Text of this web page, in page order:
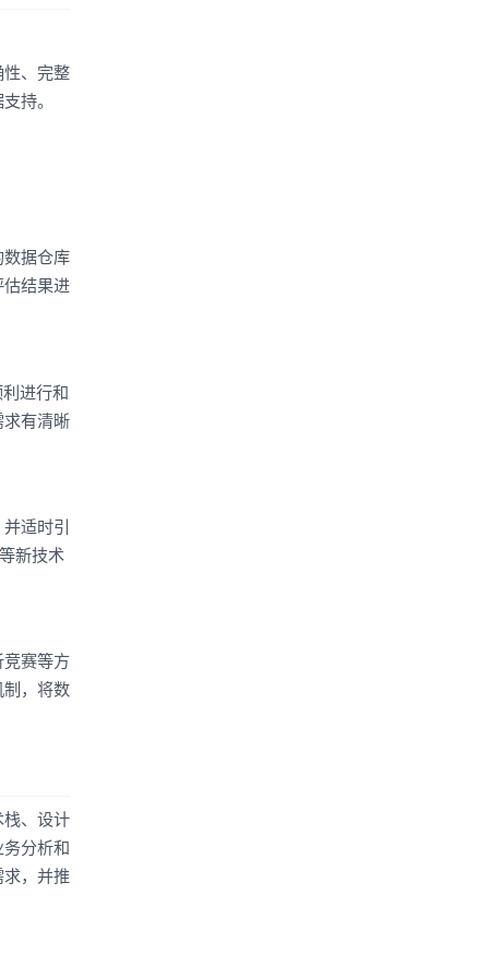
、完整
持。
据仓库
结果进
进行和
有清晰
适时引
新技术
赛等方
，将数
、设计
分析和
，并推